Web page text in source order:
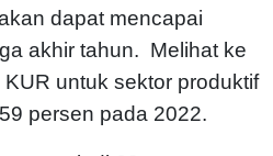
dapat mencapai
akhir tahun. Melihat ke
untuk sektor produktif
persen pada 2022.